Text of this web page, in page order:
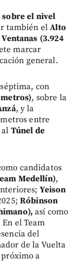
sobre el nivel
también elAlto
(3.924
marcar
general.
con
, sobre la
, y la
entre
Túnel de
candidatos
Medellín),
Yeison
Róbinson
así como
En el Team
del
de la Vuelta
a